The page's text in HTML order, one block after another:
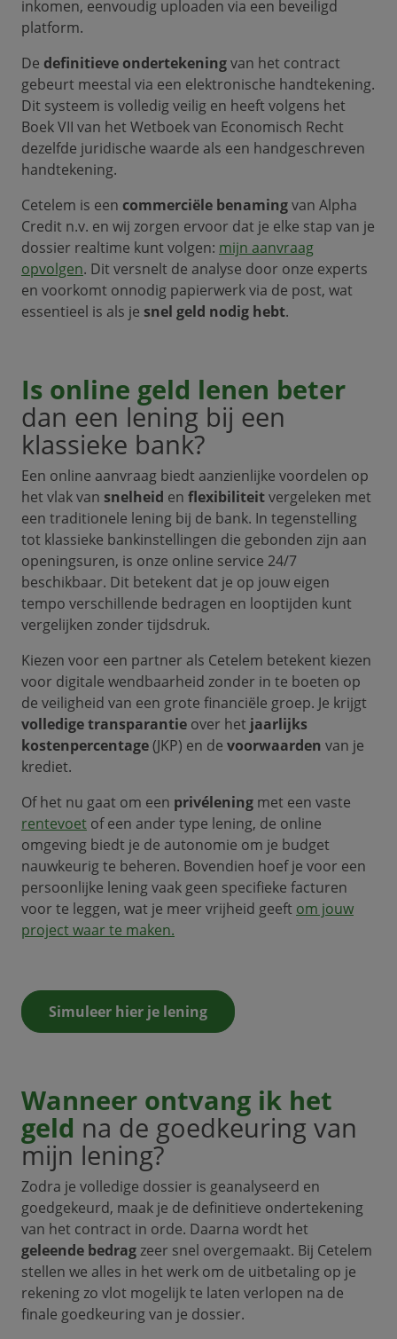
inkomen, eenvoudig uploaden via een beveiligd
platform.
De definitieve ondertekeningvan het contract
gebeurt meestal via een elektronische handtekening.
Dit systeem is volledig veilig en heeft volgens het
Boek VII van het Wetboek van Economisch Recht
dezelfde juridische waarde als een handgeschreven
handtekening.
Cetelem is een commerciële benamingvan Alpha
Credit n.v. en wij zorgen ervoor dat je elke stap van je
dossier realtime kunt volgen: mijn aanvraag
opvolgen. Dit versnelt de analyse door onze experts
en voorkomt onnodig papierwerk via de post, wat
essentieel is als je snel geld nodig hebt.
Is online geld lenen beter
dan een lening bij een
klassieke bank?
Een online aanvraag biedt aanzienlijke voordelen op
het vlak van snelheid en flexibiliteitvergeleken met
een traditionele lening bij de bank. In tegenstelling
tot klassieke bankinstellingen die gebonden zijn aan
openingsuren, is onze online service 24/7
beschikbaar. Dit betekent dat je op jouw eigen
tempo verschillende bedragen en looptijden kunt
vergelijken zonder tijdsdruk.
Kiezen voor een partner als Cetelem betekent kiezen
voor digitale wendbaarheid zonder in te boeten op
de veiligheid van een grote financiële groep. Je krijgt
volledige transparantie over het jaarlijks
kostenpercentage(JKP) en de voorwaarden van je
krediet.
Of het nu gaat om een privélening met een vaste
rentevoet of een ander type lening, de online
omgeving biedt je de autonomie om je budget
nauwkeurig te beheren. Bovendien hoef je voor een
persoonlijke lening vaak geen specifieke facturen
voor te leggen, wat je meer vrijheid geeft om jouw
project waar te maken.
Simuleer hier je lening
Wanneer ontvang ik het
geld na de goedkeuring van
mijn lening?
Zodra je volledige dossier is geanalyseerd en
goedgekeurd, maak je de definitieve ondertekening
van het contract in orde. Daarna wordt het
geleende bedragzeer snel overgemaakt. Bij Cetelem
stellen we alles in het werk om de uitbetaling op je
rekening zo vlot mogelijk te laten verlopen na de
finale goedkeuring van je dossier.